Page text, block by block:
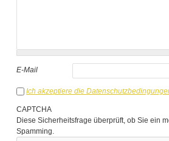
E-Mail
Ich akzeptiere die
CAPTCHA
Diese Sicherheitsfrage überprüft, ob Sie ein
Spamming.